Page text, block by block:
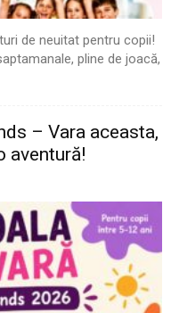
de neuitat pentru copii!
pline de joacă,
– Vara aceasta,
aventură!